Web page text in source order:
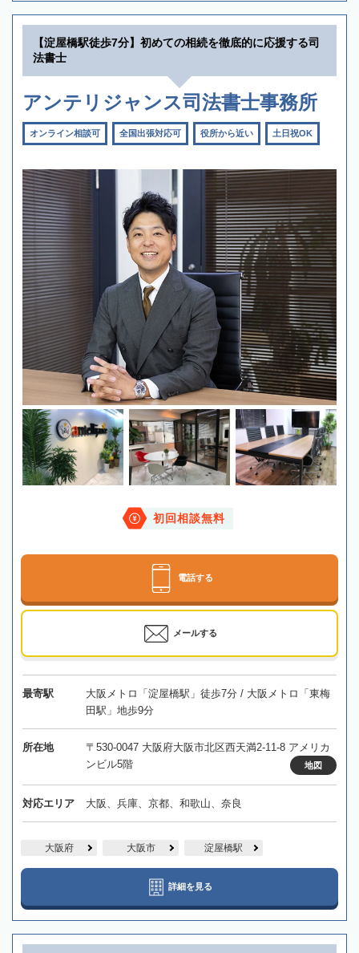
【淀屋橋駅徒歩7分】初めての相続を徹底的に応援する司
法書士
アンテリジャンス司法書士事務所
オンライン相談可 全国出張対応可 役所から近い 土日祝OK
初回相談無料
電話する
メールする
最寄駅
大阪メトロ「淀屋橋駅」徒歩7分 / 大阪メトロ「東梅
田駅」地歩9分
所在地
〒530-0047 大阪府大阪市北区西天満2-11-8 アメリカ
ンビル5階
地図
対応エリア 大阪、兵庫、京都、和歌山、奈良
大阪府 大阪市 淀屋橋駅
詳細を見る